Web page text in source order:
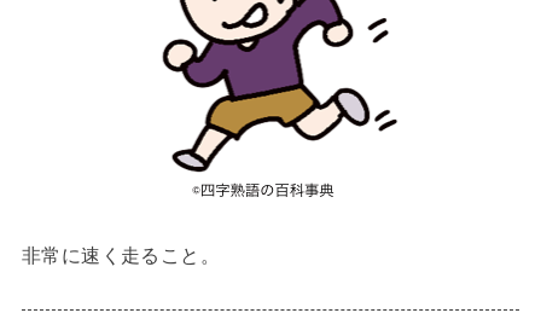
非常に速く走ること。